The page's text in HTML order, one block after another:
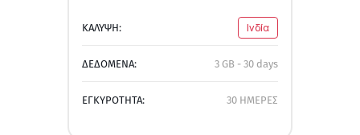
ΚΑΛΥΨΗ: Ινδία
ΔΕΔΟΜΕΝΑ: 3 GB - 30 days
ΕΓΚΥΡΟΤΗΤΑ: 30 ΗΜΕΡΕΣ